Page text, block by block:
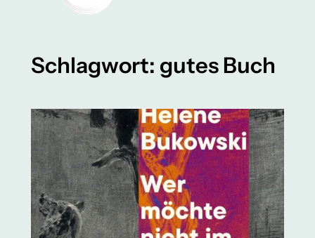
Schlagwort: gutes Buch